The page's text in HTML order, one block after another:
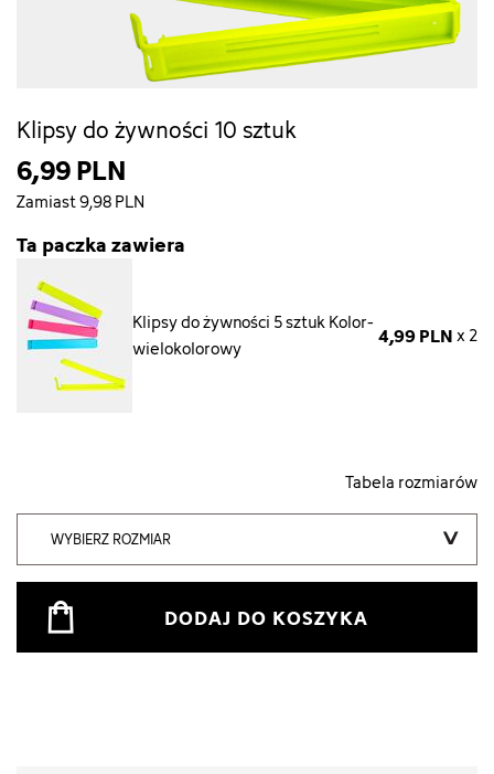
Klipsy do żywności 10 sztuk
6,99 PLN
Zamiast 9,98 PLN
Ta paczka zawiera
Klipsy do żywności 5 sztuk Kolor-
wielokolorowy
4,99 PLNx 2
Tabela rozmiarów
WYBIERZ ROZMIAR
DODAJ DO KOSZYKA